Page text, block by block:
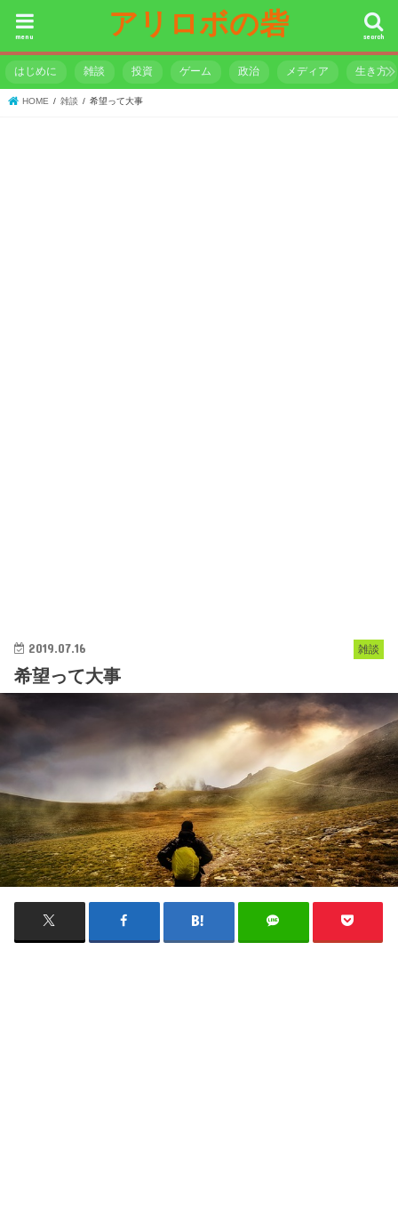
アリロボの砦 search
menu
はじめに 雑談 投資 ゲーム 政治 メディア 生き方
HOME 雑談 希望って大事
雑談
2019.07.16
希望って大事